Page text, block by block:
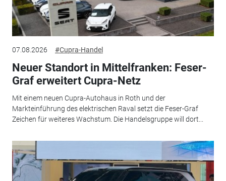
07.08.2026 #Cupra-Handel
Neuer Standort in Mittelfranken: Feser-
Graf erweitert Cupra-Netz
Mit einem neuen Cupra-Autohaus in Roth und der
Markteinführung des elektrischen Raval setzt die Feser-Graf
Zeichen für weiteres Wachstum. Die Handelsgruppe will dort...